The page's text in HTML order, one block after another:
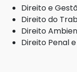
Direito e
Direito do
Direito
Direito Penal